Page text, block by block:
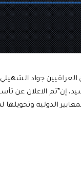
جواد
إن”تم الاعلان عن
الدولية وتحويلها